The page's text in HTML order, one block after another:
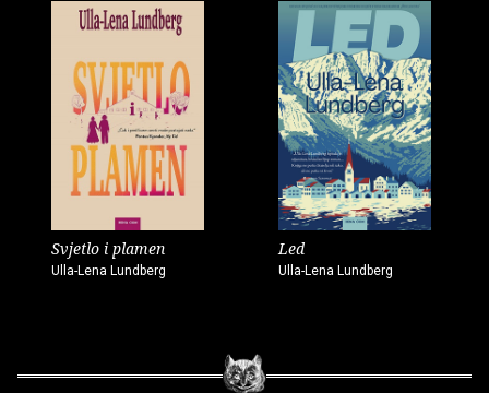
Svjetlo i plamen
Ulla-Lena Lundberg
Led
Ulla-Lena Lundberg